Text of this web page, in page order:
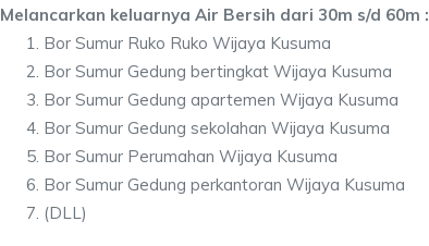
Melancarkan keluarnya Air Bersih dari 30m s/d 60m :
Bor Sumur Ruko Ruko Wijaya Kusuma
Bor Sumur Gedung bertingkat Wijaya Kusuma
Bor Sumur Gedung apartemen Wijaya Kusuma
Bor Sumur Gedung sekolahan Wijaya Kusuma
Bor Sumur Perumahan Wijaya Kusuma
Bor Sumur Gedung perkantoran Wijaya Kusuma
(DLL)